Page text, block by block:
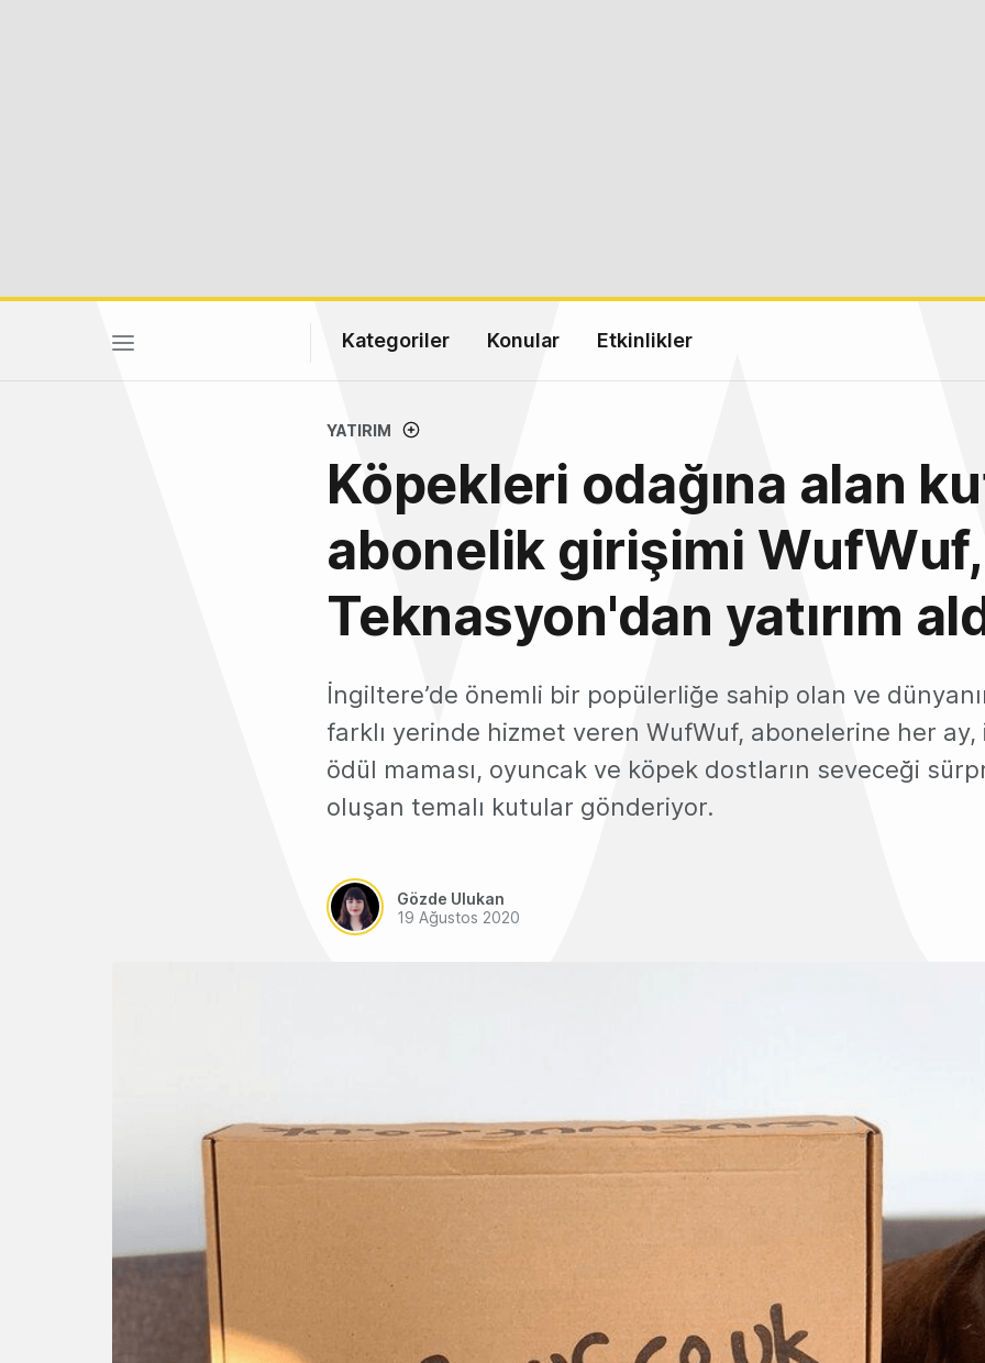
Kategoriler Konular Etkinlikler
YATIRIM
Köpekleri odağına alan
abonelik girişimi WufWuf,
Teknasyon'dan yatırım
İngiltere’de önemli bir popülerliğe sahip olan ve
farklı yerinde hizmet veren WufWuf, abonelerine her
ödül maması, oyuncak ve köpek dostların seveceği
oluşan temalı kutular gönderiyor.
Gözde Ulukan
19 Ağustos 2020